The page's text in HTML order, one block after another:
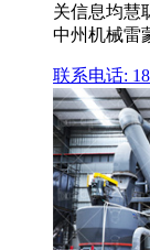
关信息均慧
中州机械雷
联系电话: